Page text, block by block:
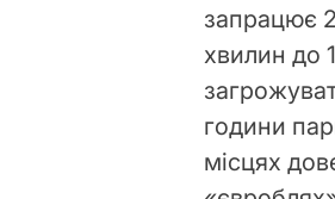
запрацює
хвилин до
години
місцях